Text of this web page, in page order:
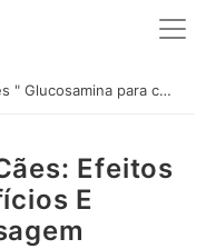
" Glucosamina para cães: efeitos secundários, benefícios e orientações de dosagem segura
Efeitos
E